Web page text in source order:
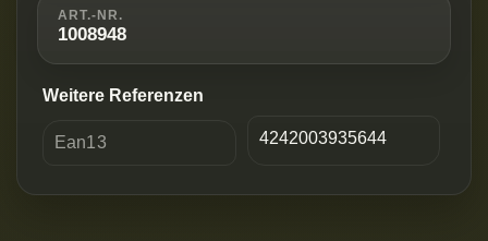
ART.-NR.
1008948
Weitere Referenzen
Ean13 4242003935644